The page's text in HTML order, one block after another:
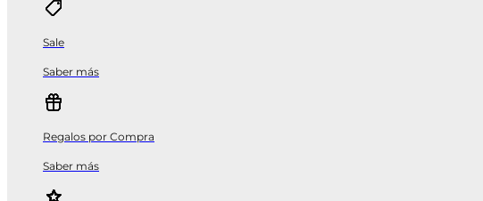
Sale
Saber más
Regalos por Compra
Saber más